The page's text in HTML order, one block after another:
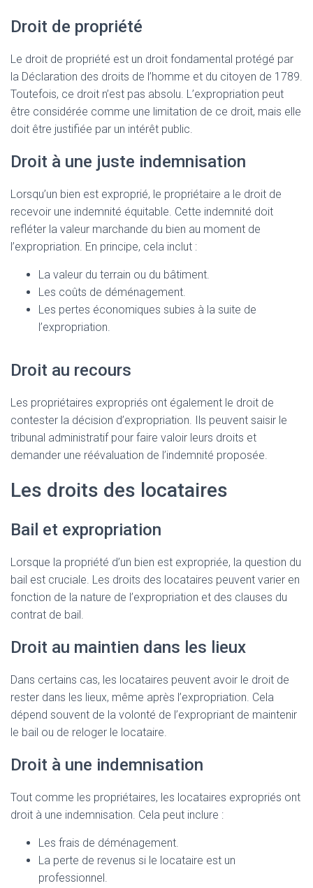
Droit de propriété
Le droit de propriété est un droit fondamental protégé par
la Déclaration des droits de l’homme et du citoyen de 1789.
Toutefois, ce droit n’est pas absolu. L’expropriation peut
être considérée comme une limitation de ce droit, mais elle
doit être justifiée par un intérêt public.
Droit à une juste indemnisation
Lorsqu’un bien est exproprié, le propriétaire a le droit de
recevoir une indemnité équitable. Cette indemnité doit
refléter la valeur marchande du bien au moment de
l’expropriation. En principe, cela inclut :
La valeur du terrain ou du bâtiment.
Les coûts de déménagement.
Les pertes économiques subies à la suite de
l’expropriation.
Droit au recours
Les propriétaires expropriés ont également le droit de
contester la décision d’expropriation. Ils peuvent saisir le
tribunal administratif pour faire valoir leurs droits et
demander une réévaluation de l’indemnité proposée.
Les droits des locataires
Bail et expropriation
Lorsque la propriété d’un bien est expropriée, la question du
bail est cruciale. Les droits des locataires peuvent varier en
fonction de la nature de l’expropriation et des clauses du
contrat de bail.
Droit au maintien dans les lieux
Dans certains cas, les locataires peuvent avoir le droit de
rester dans les lieux, même après l’expropriation. Cela
dépend souvent de la volonté de l’expropriant de maintenir
le bail ou de reloger le locataire.
Droit à une indemnisation
Tout comme les propriétaires, les locataires expropriés ont
droit à une indemnisation. Cela peut inclure :
Les frais de déménagement.
La perte de revenus si le locataire est un
professionnel.